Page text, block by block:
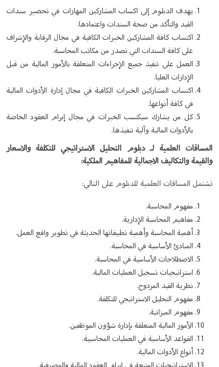
يهدف الدبلوم إلى اكساب المشاركين المهارات في تحضير سندات
القيد والتأكد من صحة السندات واعتمادها.
اكتساب كافة المشاركين الخبرات الكافية في مجال الرقابة والإشراف
على كافة السندات التي تصدر من مكاتب المحاسبة.
العمل على تنفيذ جميع الإجراءات المتعلقة بالأمور المالية من قبل
الإدارات العليا.
اكتساب المشاركين الخبرات الكافية في مجال إدارة الأدوات المالية
في كافة أنواعها.
كل من يشارك سيكتسب الخبرات في مجال إبرام العقود الخاصة
بالأدوات المالية وآلية تنفيذها.
المساقات العلمية لـ دبلوم التحليل الاستراتيجي للتكلفة والاسعار
والقيمة والتكاليف الاجمالية للمفاهيم الملكية:
تشتمل المساقات العلمية للدبلوم على التالي:
مفهوم المحاسبة.
مفاهيم المحاسبة الإدارية.
أهمية المحاسبة وأهمية تطبيقاتها الحديثة في تطوير واقع العمل.
المبادئ الأساسية في المحاسبة.
الاصطلاحات الأساسية في المحاسبة.
استراتيجيات تسجيل العمليات المالية.
نظرية القيد المزدوج.
مفهوم التحليل الاستراتيجي للتكلفة.
مفهوم الميزانية.
الأمور المالية المتعلقة بإدارة شؤون الموظفين.
القواعد الأساسية في العمليات المحاسبية.
أنواع الأدوات المالية.